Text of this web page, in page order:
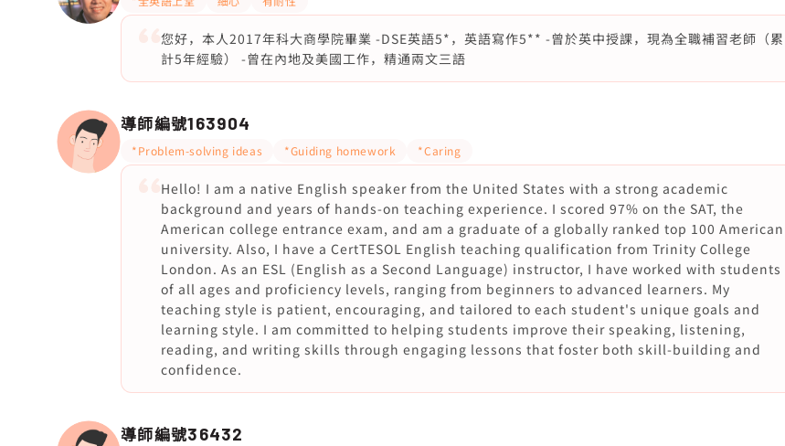
您好，本人2017年科大商學院畢業 -DSE英語5*，英語寫作5** -曾於英中授課，現為全職補習老師（累
計5年經驗） -曾在內地及美國工作，精通兩文三語
導師編號163904
*Problem-solving ideas *Guiding homework *Caring
Hello! I am a native English speaker from the United States with a strong academic
background and years of hands-on teaching experience. I scored 97% on the SAT, the
American college entrance exam, and am a graduate of a globally ranked top 100 American
university. Also, I have a CertTESOL English teaching qualification from Trinity College
London. As an ESL (English as a Second Language) instructor, I have worked with students
of all ages and proficiency levels, ranging from beginners to advanced learners. My
teaching style is patient, encouraging, and tailored to each student's unique goals and
learning style. I am committed to helping students improve their speaking, listening,
reading, and writing skills through engaging lessons that foster both skill-building and
confidence.
導師編號36432